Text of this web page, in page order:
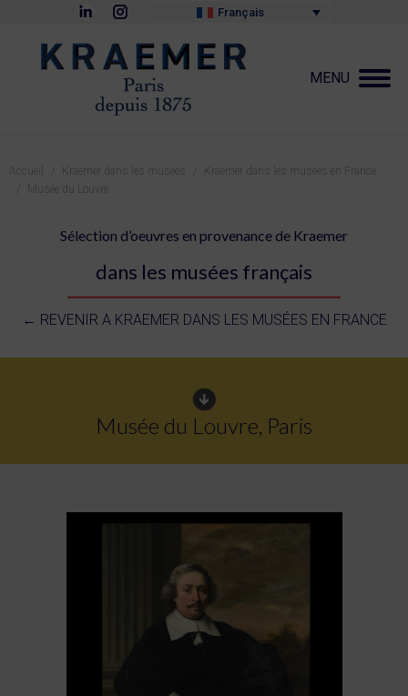
LinkedIn
s'ouvre
nouvelle
Instagram
s'ouvre
dans
une
nouvelle
Français
MENU
Vous êtes ici :
Accueil Kraemer dans les musées
Kraemer dans les musées en France
Musée du Louvre
Sélection d’oeuvres en provenance de Kraemer
dans les musées français
← REVENIR A KRAEMER DANS LES MUSÉES EN FRANCE
Musée du Louvre, Paris